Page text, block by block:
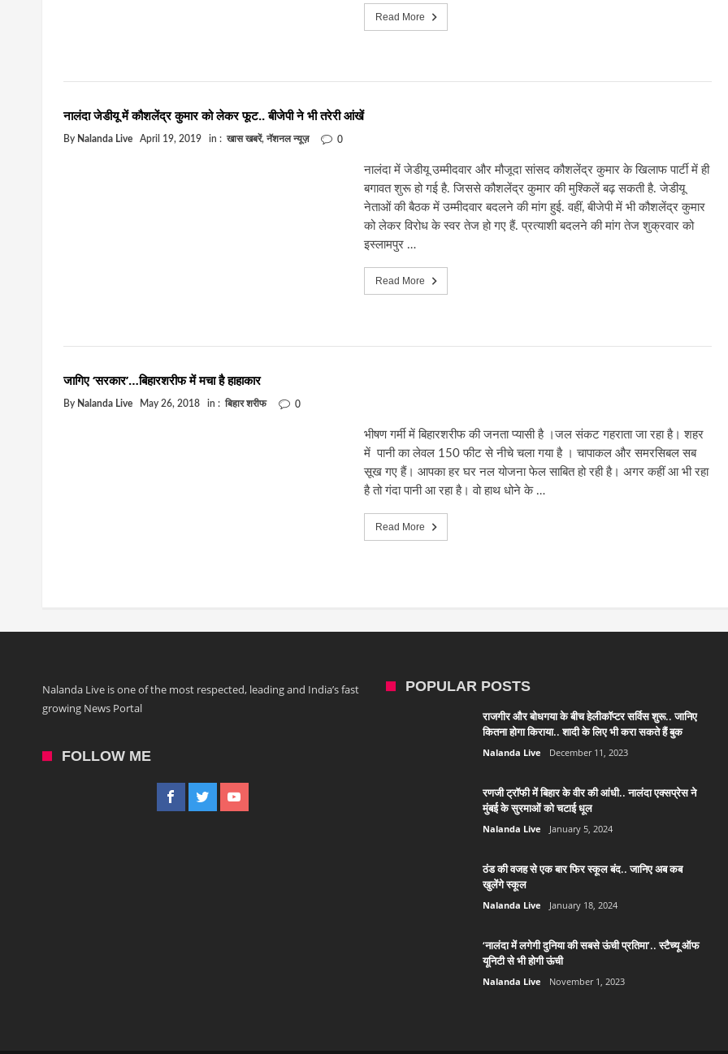
Read More
नालंदा जेडीयू में कौशलेंद्र कुमार को लेकर फूट.. बीजेपी ने भी तरेरी आंखें
By Nalanda Live April 19, 2019 in : खास खबरें, नॅशनल न्यूज़ 0
नालंदा में जेडीयू उम्मीदवार और मौजूदा सांसद कौशलेंद्र कुमार के खिलाफ पार्टी में ही
बगावत शुरू हो गई है. जिससे कौशलेंद्र कुमार की मुश्किलें बढ़ सकती है. जेडीयू
नेताओं की बैठक में उम्मीदवार बदलने की मांग हुई. वहीं, बीजेपी में भी कौशलेंद्र कुमार
को लेकर विरोध के स्वर तेज हो गए हैं. प्रत्याशी बदलने की मांग तेज शुक्रवार को
इस्लामपुर …
Read More
जागिए ‘सरकार’…बिहारशरीफ में मचा है हाहाकार
By Nalanda Live May 26, 2018 in : बिहार शरीफ 0
भीषण गर्मी में बिहारशरीफ की जनता प्यासी है ।जल संकट गहराता जा रहा है। शहर
में पानी का लेवल 150 फीट से नीचे चला गया है । चापाकल और समरसिबल सब
सूख गए हैं। आपका हर घर नल योजना फेल साबित हो रही है। अगर कहीं आ भी रहा
है तो गंदा पानी आ रहा है। वो हाथ धोने के …
Read More
Nalanda Live is one of the most respected, leading and India’s fast
growing News Portal
FOLLOW ME
POPULAR POSTS
राजगीर और बोधगया के बीच हेलीकॉप्टर सर्विस शुरू.. जानिए
कितना होगा किराया.. शादी के लिए भी करा सकते हैं बुक
Nalanda Live December 11, 2023
रणजी ट्रॉफी में बिहार के वीर की आंधी.. नालंदा एक्सप्रेस ने
मुंबई के सुरमाओं को चटाई धूल
Nalanda Live January 5, 2024
ठंड की वजह से एक बार फिर स्कूल बंद.. जानिए अब कब
खुलेंगे स्कूल
Nalanda Live January 18, 2024
‘नालंदा में लगेगी दुनिया की सबसे ऊंची प्रतिमा’.. स्टैच्यू ऑफ
यूनिटी से भी होगी ऊंची
Nalanda Live November 1, 2023